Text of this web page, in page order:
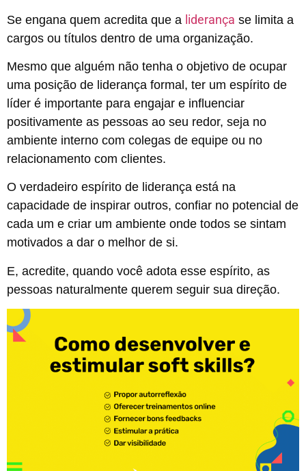
Se engana quem acredita que a liderança se limita a
cargos ou títulos dentro de uma organização.
Mesmo que alguém não tenha o objetivo de ocupar
uma posição de liderança formal, ter um espírito de
líder é importante para engajar e influenciar
positivamente as pessoas ao seu redor, seja no
ambiente interno com colegas de equipe ou no
relacionamento com clientes.
O verdadeiro espírito de liderança está na
capacidade de inspirar outros, confiar no potencial de
cada um e criar um ambiente onde todos se sintam
motivados a dar o melhor de si.
E, acredite, quando você adota esse espírito, as
pessoas naturalmente querem seguir sua direção.